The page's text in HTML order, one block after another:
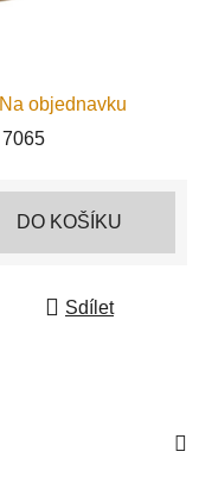
Na objednavku
7065
DO KOŠÍKU
Sdílet